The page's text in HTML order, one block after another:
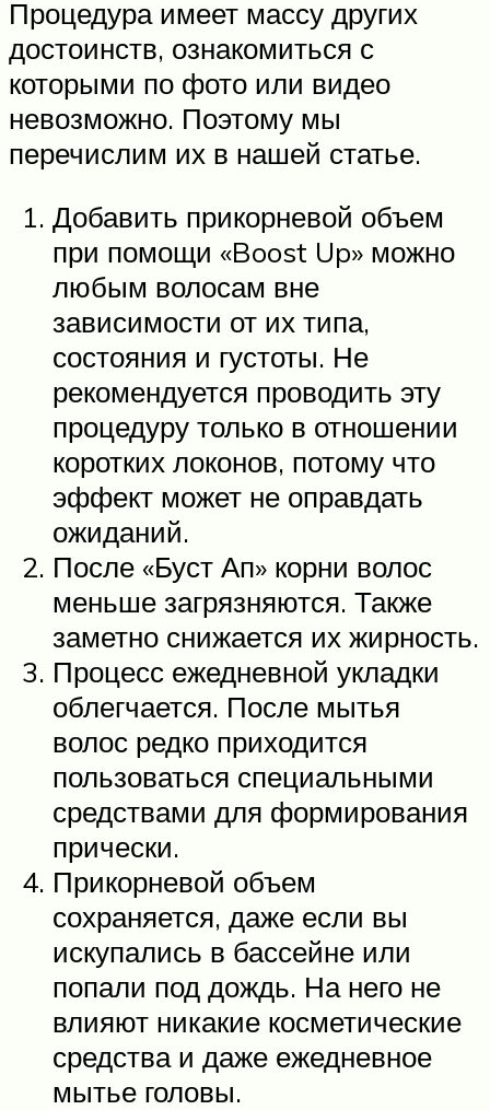
Процедура имеет массу других
достоинств, ознакомиться с
которыми по фото или видео
невозможно. Поэтому мы
перечислим их в нашей статье.
Добавить прикорневой объем
при помощи «Boost Up» можно
любым волосам вне
зависимости от их типа,
состояния и густоты. Не
рекомендуется проводить эту
процедуру только в отношении
коротких локонов, потому что
эффект может не оправдать
ожиданий.
После «Буст Ап» корни волос
меньше загрязняются. Также
заметно снижается их жирность.
Процесс ежедневной укладки
облегчается. После мытья
волос редко приходится
пользоваться специальными
средствами для формирования
прически.
Прикорневой объем
сохраняется, даже если вы
искупались в бассейне или
попали под дождь. На него не
влияют никакие косметические
средства и даже ежедневное
мытье головы.